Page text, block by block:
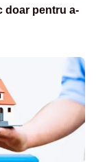
doar pentru a-